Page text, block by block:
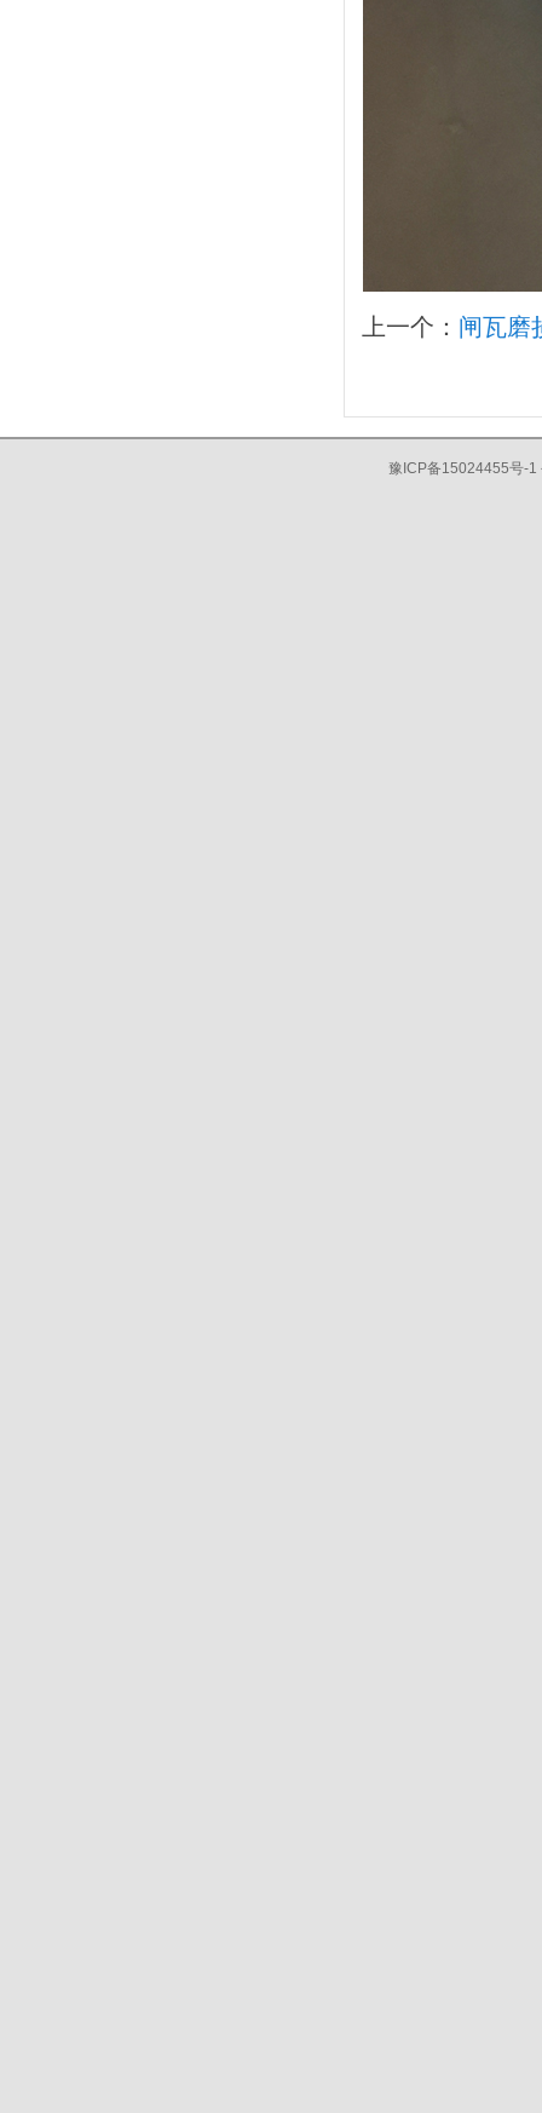
上一个： 闸瓦磨
豫ICP备15024455号-